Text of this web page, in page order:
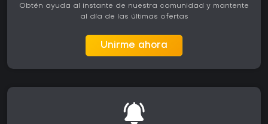
Obtén ayuda al instante de nuestra comunidad y mantente
al día de las últimas ofertas
Unirme ahora